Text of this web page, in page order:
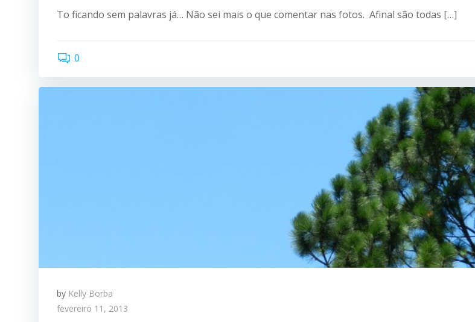
To ficando sem palavras já… Não sei mais o que comentar nas fotos. Afinal são todas […]
0
by Kelly Borba
fevereiro 11, 2013